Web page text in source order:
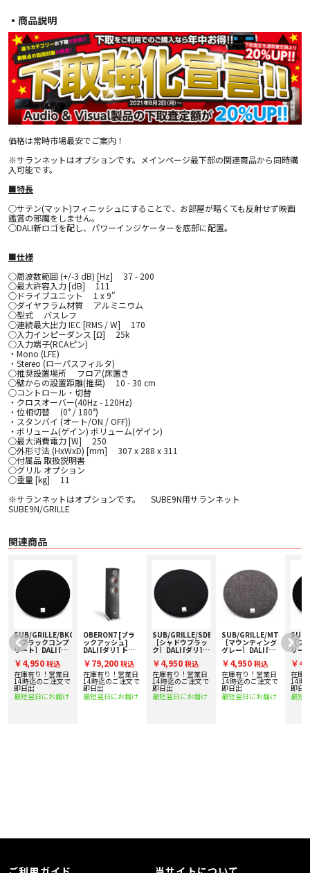
▪︎商品説明
価格は常時市場最安でご案内！
※サランネットはオプションです。メインページ最下部の関連商品から同時購
入可能です。
■特長
○サテン(マット)フィニッシュにすることで、お部屋が暗くても反射せず映画
鑑賞の邪魔をしません。
○DALI新ロゴを配し、パワーインジケーターを底部に配置。
■仕様
○周波数範囲 (+/-3 dB) [Hz] 37 - 200
○最大許容入力 [dB] 111
○ドライブユニット 1 x 9"
○ダイヤフラム材質 アルミニウム
○型式 バスレフ
○連続最大出力 IEC [RMS / W] 170
○入力インピーダンス [Ω] 25k
○入力端子(RCAピン)
・Mono (LFE)
・Stereo (ローパスフィルタ)
○推奨設置場所 フロア(床置き
○壁からの設置距離(推奨) 10 - 30 cm
○コントロール・切替
・クロスオーバー(40Hz - 120Hz)
・位相切替 (0° / 180°)
・スタンバイ (オート/ON / OFF))
・ボリューム(ゲイン) ボリューム(ゲイン)
○最大消費電力 [W] 250
○外形寸法 (HxWxD) [mm] 307 x 288 x 311
○付属品 取扱説明書
○グリル オプション
○重量 [kg] 11
※サランネットはオプションです。 SUBE9N用サランネット
SUBE9N/GRILLE
関連商品
SUB/GRILLE/BKC
［ブラックコンプ
リート］DALI [ダ
リル 1枚
￥4,950 税込
在庫有り！営業日
14時迄のご注文で
即日出
最短翌日にお届け
OBERON7 [ブラ
ックアッシュ]
DALI [ダリ] トー
ー [1台] 下取り査
定額20%アップ実
施中！
￥79,200 税込
在庫有り！営業日
14時迄のご注文で
即日出
最短翌日にお届け
SUB/GRILLE/SDB
［シャドウブラッ
ク］DALI [ダリ]
1枚
￥4,950 税込
在庫有り！営業日
14時迄のご注文で
即日出
最短翌日にお届け
SUB/GRILLE/MTG
［マウンティング
グレー］DALI [ダ
リル 1枚
￥4,950 税込
在庫有り！営業日
14時迄のご注文で
即日出
最短翌日にお届け
SUB/
［ブ
リー
リル
￥
在庫
14時
即日
最短